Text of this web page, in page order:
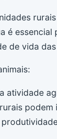
é essencial
de vida
atividade